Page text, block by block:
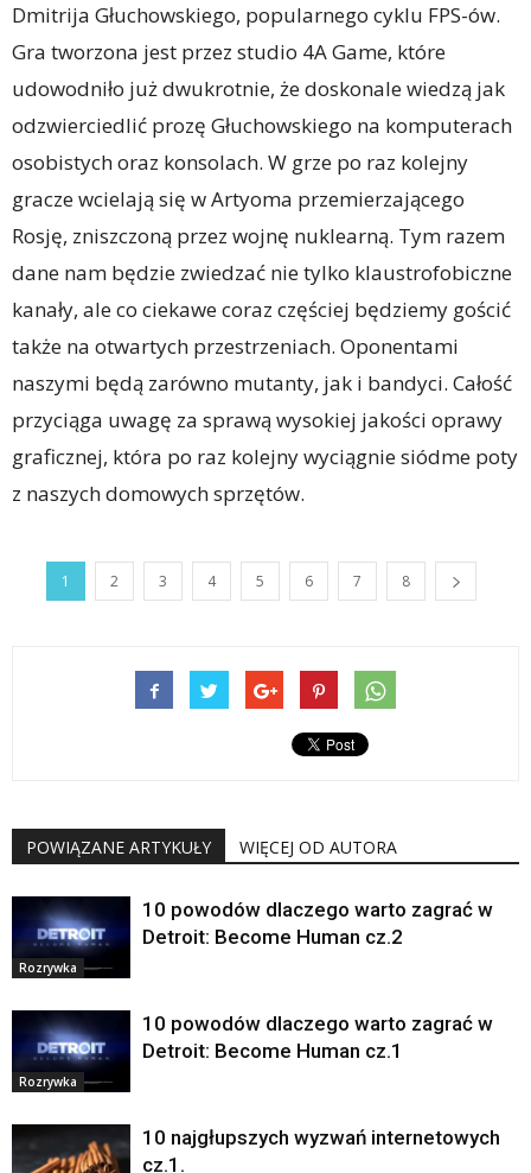
Dmitrija Głuchowskiego, popularnego cyklu FPS-ów.
Gra tworzona jest przez studio 4A Game, które
udowodniło już dwukrotnie, że doskonale wiedzą jak
odzwierciedlić prozę Głuchowskiego na komputerach
osobistych oraz konsolach. W grze po raz kolejny
gracze wcielają się w Artyoma przemierzającego
Rosję, zniszczoną przez wojnę nuklearną. Tym razem
dane nam będzie zwiedzać nie tylko klaustrofobiczne
kanały, ale co ciekawe coraz częściej będziemy gościć
także na otwartych przestrzeniach. Oponentami
naszymi będą zarówno mutanty, jak i bandyci. Całość
przyciąga uwagę za sprawą wysokiej jakości oprawy
graficznej, która po raz kolejny wyciągnie siódme poty
z naszych domowych sprzętów.
1 2 3 4 5 6 7 8
POWIĄZANE ARTYKUŁY WIĘCEJ OD AUTORA
Rozrywka
10 powodów dlaczego warto zagrać w
Detroit: Become Human cz.2
Rozrywka
10 powodów dlaczego warto zagrać w
Detroit: Become Human cz.1
10 najgłupszych wyzwań internetowych
cz.1.